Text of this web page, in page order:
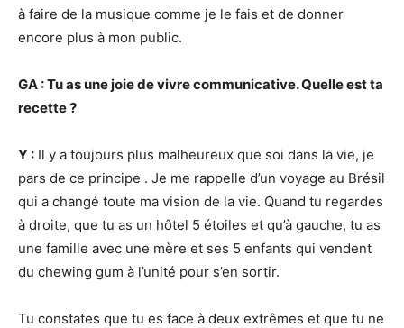
à faire de la musique comme je le fais et de donner
encore plus à mon public.
GA : Tu as une joie de vivre communicative. Quelle est ta
recette?
Y : Il y a toujours plus malheureux que soi dans la vie, je
pars de ce principe . Je me rappelle d’un voyage au Brésil
qui a changé toute ma vision de la vie. Quand tu regardes
à droite, que tu as un hôtel 5 étoiles et qu’à gauche, tu as
une famille avec une mère et ses 5 enfants qui vendent
du chewing gum à l’unité pour s’en sortir.
Tu constates que tu es face à deux extrêmes et que tu ne